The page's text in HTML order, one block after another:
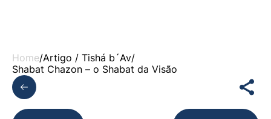
Home/Artigo / Tishá b´Av/
Shabat Chazon – o Shabat da Visão